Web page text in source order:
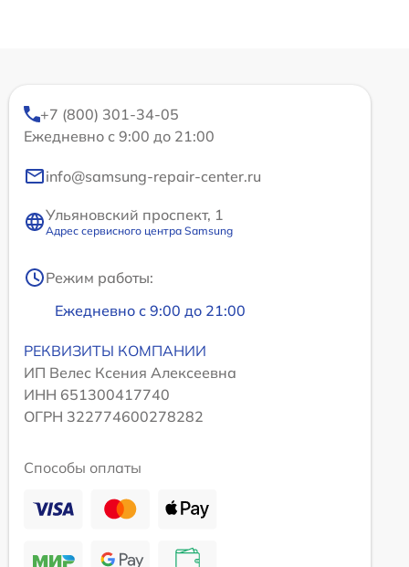
+7 (800) 301-34-05
Ежедневно с 9:00 до 21:00
info@samsung-repair-center.ru
Ульяновский проспект, 1
Адрес сервисного центра Samsung
Режим работы:
Ежедневно с 9:00 до 21:00
РЕКВИЗИТЫ КОМПАНИИ
ИП Велес Ксения Алексеевна
ИНН 651300417740
ОГРН 322774600278282
Способы оплаты